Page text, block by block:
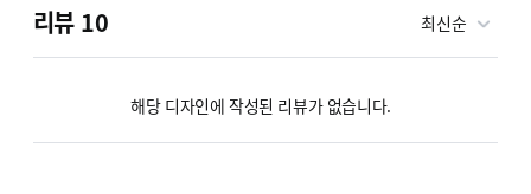
카페24 호스팅 결제
리뷰 10 최신순
해당 디자인에 작성된 리뷰가 없습니다.